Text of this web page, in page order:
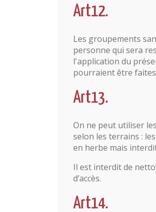
Art12.
Les groupements
personne qui sera
l'application du
pourraient être
Art13.
On ne peut utiliser
selon les terrains :
en herbe mais
Il est interdit de
d’accès.
Art14.